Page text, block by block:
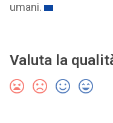
umani.
Valuta la